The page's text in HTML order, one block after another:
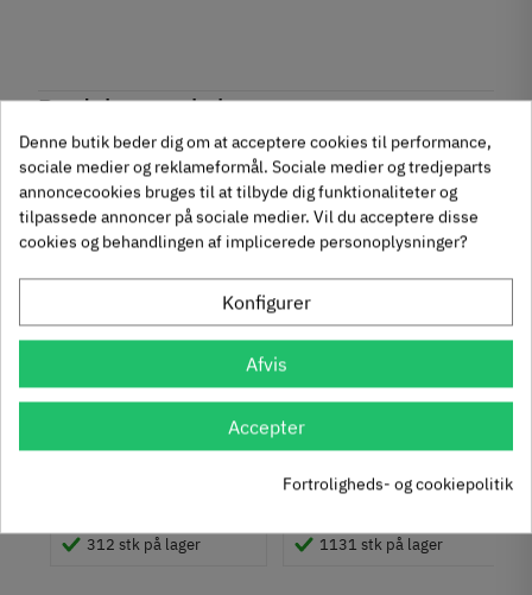
Produktegenskaber
MærkerHaefele
Reference245.50.310
TilstandNy
Anmeldelser
Andre købte også
Duomatic SL -
312 stk på lager
-60%
uddybninger - rustfrit
136.05.009
5,76 Inkl. moms
1131 stk på lager
Denne butik beder dig om at acceptere cookies til performance,
sociale medier og reklameformål. Sociale medier og tredjeparts
annoncecookies bruges til at tilbyde dig funktionaliteter og
tilpassede annoncer på sociale medier. Vil du acceptere disse
cookies og behandlingen af implicerede personoplysninger?
Konfigurer
Afvis
Accepter
Fortroligheds- og cookiepolitik